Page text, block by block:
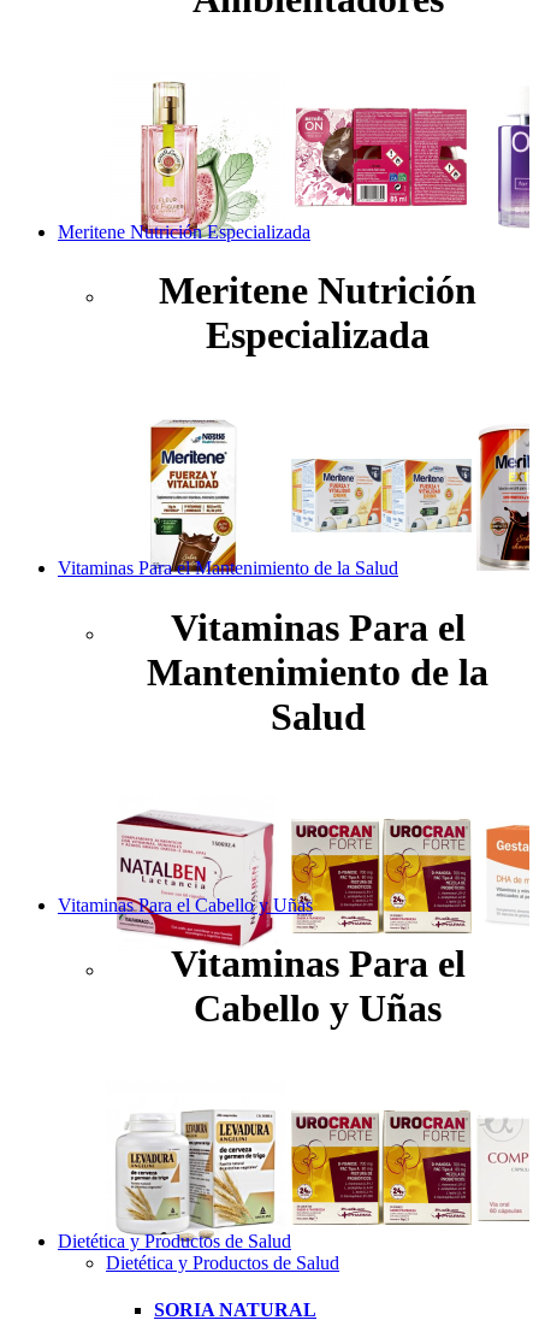
Meritene Nutrición Especializada
Meritene Nutrición
Especializada
Vitaminas Para el Mantenimiento de la Salud
Vitaminas Para el
Mantenimiento de la
Salud
Vitaminas Para el Cabello y Uñas
Vitaminas Para el
Cabello y Uñas
Dietética y Productos de Salud
Dietética y Productos de Salud
SORIA NATURAL